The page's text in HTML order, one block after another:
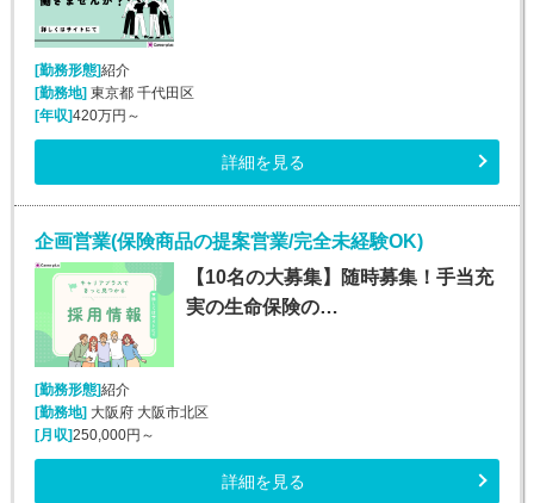
[勤務形態]紹介
[勤務地]東京都 千代田区
[年収]420万円～
詳細を見る
企画営業(保険商品の提案営業/完全未経験OK)
【10名の大募集】随時募集！手当充
実の生命保険の…
[勤務形態]紹介
[勤務地]大阪府 大阪市北区
[月収]250,000円～
詳細を見る